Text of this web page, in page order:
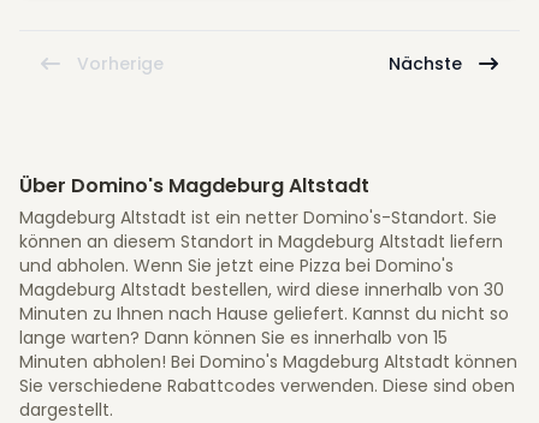
Vorherige Nächste
Über Domino's Magdeburg Altstadt
Magdeburg Altstadt ist ein netter Domino's-Standort. Sie
können an diesem Standort in Magdeburg Altstadt liefern
und abholen. Wenn Sie jetzt eine Pizza bei Domino's
Magdeburg Altstadt bestellen, wird diese innerhalb von 30
Minuten zu Ihnen nach Hause geliefert. Kannst du nicht so
lange warten? Dann können Sie es innerhalb von 15
Minuten abholen! Bei Domino's Magdeburg Altstadt können
Sie verschiedene Rabattcodes verwenden. Diese sind oben
dargestellt.